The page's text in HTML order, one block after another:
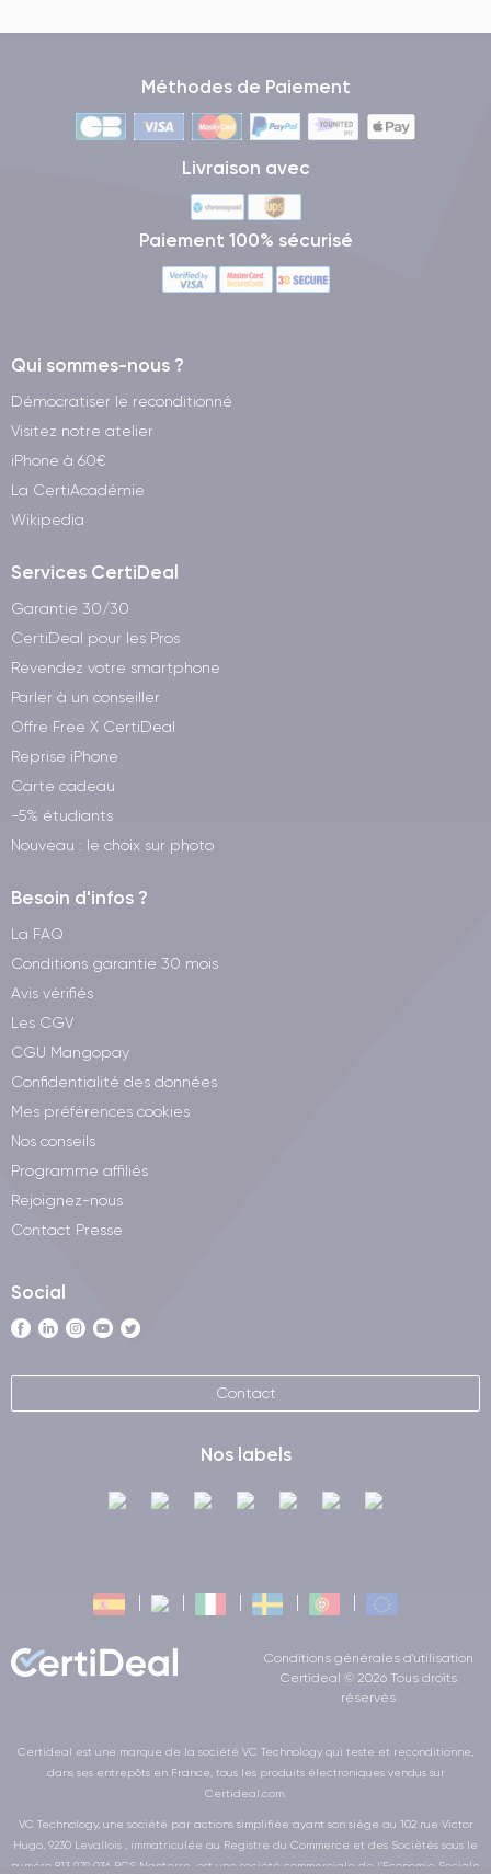
Méthodes de Paiement
Livraison avec
Paiement 100% sécurisé
Qui sommes-nous ?
Démocratiser le reconditionné
Visitez notre atelier
iPhone à 60€
La CertiAcadémie
Wikipedia
Services CertiDeal
Garantie 30/30
CertiDeal pour les Pros
Revendez votre smartphone
Parler à un conseiller
Offre Free X CertiDeal
Reprise iPhone
Carte cadeau
-5% étudiants
Nouveau : le choix sur photo
Besoin d'infos ?
La FAQ
Conditions garantie 30 mois
Avis vérifiés
Les CGV
CGU Mangopay
Confidentialité des données
Mes préférences cookies
Nos conseils
Programme affiliés
Rejoignez-nous
Contact Presse
Social
Contact
Nos labels
Conditions générales d'utilisation
Certideal © 2026 Tous droits
réservés
Certideal est une marque de la société VC Technology qui teste et reconditionne,
dans ses entrepôts en France, tous les produits électroniques vendus sur
Certideal.com.
VC Technology, une société par actions simplifiée ayant son siège au 102 rue Victor
Hugo, 9230 Levallois , immatriculée au Registre du Commerce et des Sociétés sous le
numéro 813 979 036 RCS Nanterre, est une société commerciale de l’Economie Sociale